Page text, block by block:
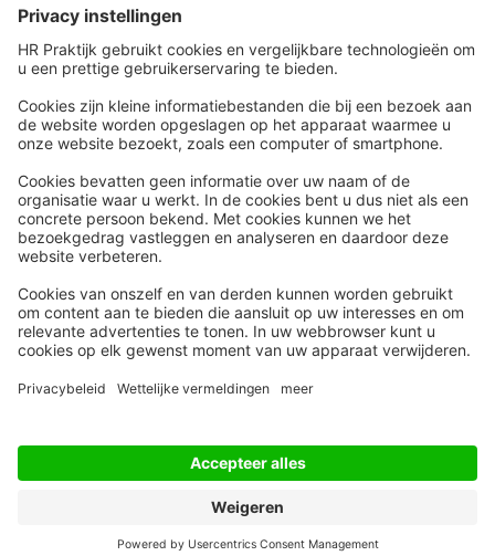
Snel naar
Nieuws
Whitepapers
Webinars
Word lid
Contact
Meer
HR Academy
HR Podcast
CHRO
HR Day
Volg Ons
Alle rechten voorbehouden
Privacyinstellingen
Algemene Voorwaarden